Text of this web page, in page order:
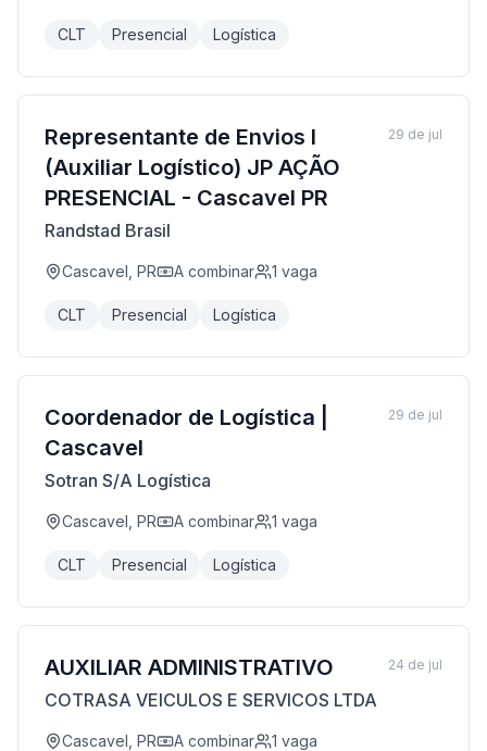
CLT Presencial Logística
Representante de Envios I
(Auxiliar Logístico) JP AÇÃO
PRESENCIAL - Cascavel PR
Randstad Brasil
Cascavel, PR A combinar 1 vaga
CLT Presencial Logística
29 de jul
Coordenador de Logística |
Cascavel
Sotran S/A Logística
Cascavel, PR A combinar 1 vaga
CLT Presencial Logística
29 de jul
AUXILIAR ADMINISTRATIVO
COTRASA VEICULOS E SERVICOS LTDA
Cascavel, PR A combinar 1 vaga
24 de jul